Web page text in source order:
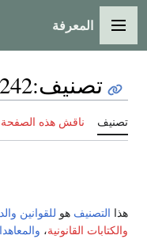
القائمة الرئيسية
المعرفة
تصنيف:1242 في
تصنيف ناقش هذه الصفحة
هذا التصنيف هو للقوانين
والكتابات القانونية،